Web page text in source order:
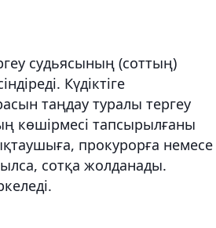
судьясының (соттың)
Күдіктіге
таңдау туралы тергеу
көшірмесі тапсырылғаны
прокурорға немесе
сотқа жолданады.